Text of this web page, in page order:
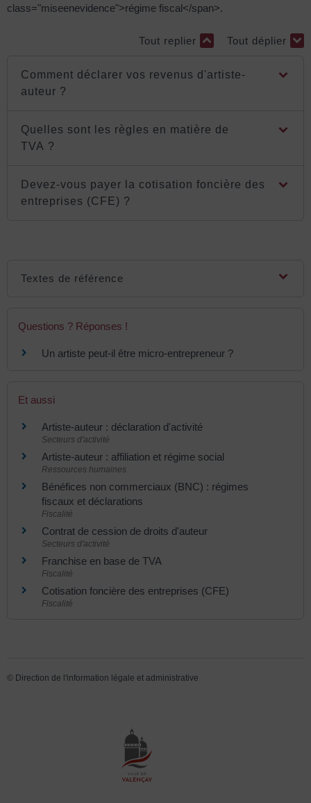
class="miseenevidence">régime fiscal</span>.
Tout replier Tout déplier
Comment déclarer vos revenus d'artiste-
auteur ?
Quelles sont les règles en matière de
TVA ?
Devez-vous payer la cotisation foncière des
entreprises (CFE) ?
Textes de référence
Questions ? Réponses !
Un artiste peut-il être micro-entrepreneur ?
Et aussi
Artiste-auteur : déclaration d'activité
Secteurs d'activité
Artiste-auteur : affiliation et régime social
Ressources humaines
Bénéfices non commerciaux (BNC) : régimes
fiscaux et déclarations
Fiscalité
Contrat de cession de droits d'auteur
Secteurs d'activité
Franchise en base de TVA
Fiscalité
Cotisation foncière des entreprises (CFE)
Fiscalité
© Direction de l'information légale et administrative